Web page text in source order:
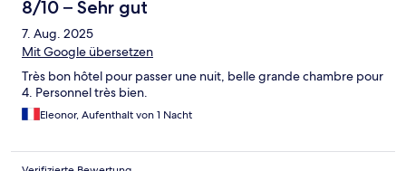
8/10 – Sehr gut
7. Aug. 2025
Mit Google übersetzen
Très bon hôtel pour passer une nuit, belle grande chambre pour
4. Personnel très bien.
Eleonor, Aufenthalt von 1 Nacht